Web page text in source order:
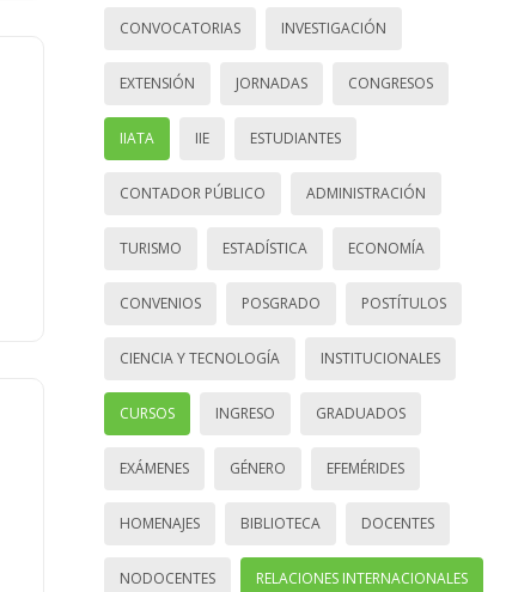
CONVOCATORIAS INVESTIGACIÓN
EXTENSIÓN JORNADAS CONGRESOS
IIATA IIE ESTUDIANTES
CONTADOR PÚBLICO ADMINISTRACIÓN
TURISMO ESTADÍSTICA ECONOMÍA
CONVENIOS POSGRADO POSTÍTULOS
CIENCIA Y TECNOLOGÍA INSTITUCIONALES
CURSOS INGRESO GRADUADOS
EXÁMENES GÉNERO EFEMÉRIDES
HOMENAJES BIBLIOTECA DOCENTES
NODOCENTES RELACIONES INTERNACIONALES